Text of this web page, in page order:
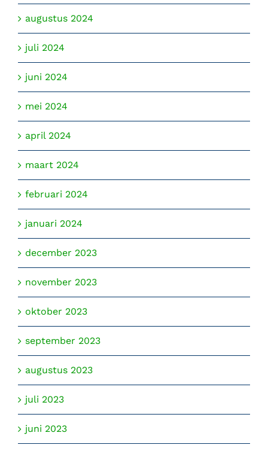
augustus 2024
juli 2024
juni 2024
mei 2024
april 2024
maart 2024
februari 2024
januari 2024
december 2023
november 2023
oktober 2023
september 2023
augustus 2023
juli 2023
juni 2023